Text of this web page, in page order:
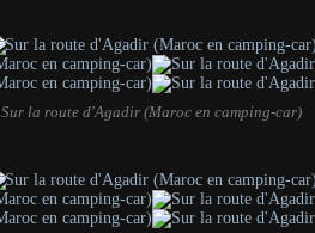
Sur la route d'Agadir (Maroc en camping-car)